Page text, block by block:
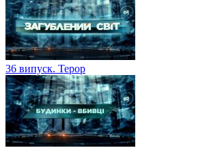
36 випуск. Терор